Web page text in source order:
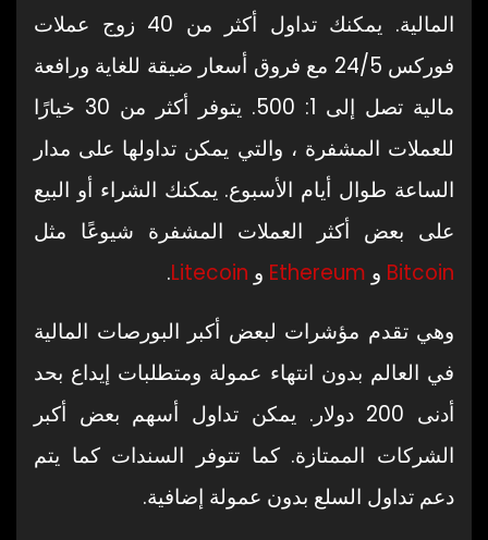
المالية. يمكنك تداول أكثر من 40 زوج عملات
فوركس 24/5 مع فروق أسعار ضيقة للغاية ورافعة
مالية تصل إلى 1: 500. يتوفر أكثر من 30 خيارًا
للعملات المشفرة ، والتي يمكن تداولها على مدار
الساعة طوال أيام الأسبوع. يمكنك الشراء أو البيع
على بعض أكثر العملات المشفرة شيوعًا مثل
Bitcoin و Ethereum و Litecoin
.
وهي تقدم مؤشرات لبعض أكبر البورصات المالية
في العالم بدون انتهاء عمولة ومتطلبات إيداع بحد
أدنى 200 دولار. يمكن تداول أسهم بعض أكبر
الشركات الممتازة. كما تتوفر السندات كما يتم
دعم تداول السلع بدون عمولة إضافية.